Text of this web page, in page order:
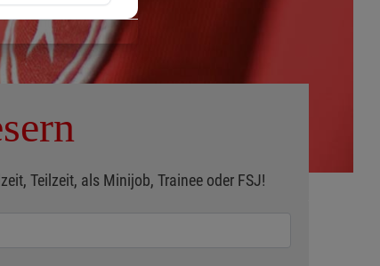
Teilzeit, als Minijob, Trainee oder FSJ!